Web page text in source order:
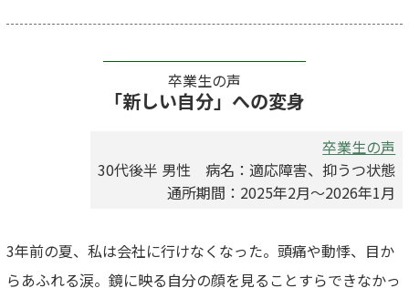
卒業生の声
「新しい自分」への変身
卒業生の声
30代後半 男性 病名：適応障害、抑うつ状態
通所期間：2025年2月～2026年1月
3年前の夏、私は会社に行けなくなった。頭痛や動悸、目か
らあふれる涙。鏡に映る自分の顔を見ることすらできなかっ